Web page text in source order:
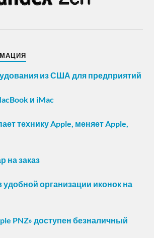
из США для предприятий
и iMac
технику Apple, меняет Apple,
на заказ
организации иконок на
PNZ» доступен безналичный